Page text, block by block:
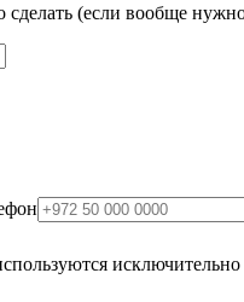
сделать (если вообще
исключительно